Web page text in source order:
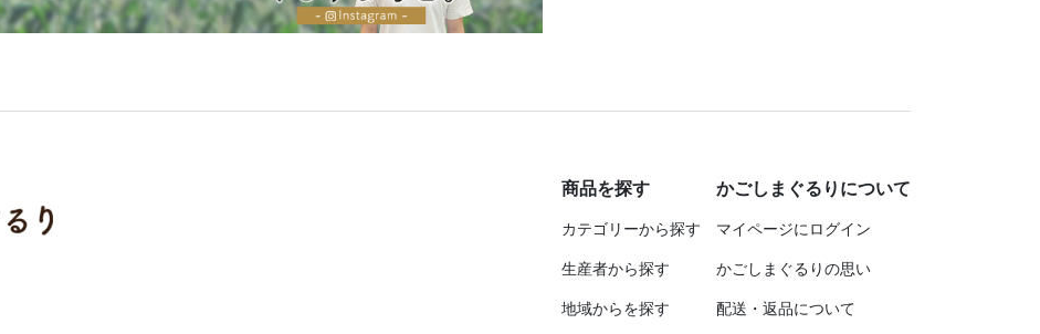
商品を探す
カテゴリーから探す
生産者から探す
地域からを探す
かごしまぐるりについて
マイページにログイン
かごしまぐるりの思い
配送・返品について